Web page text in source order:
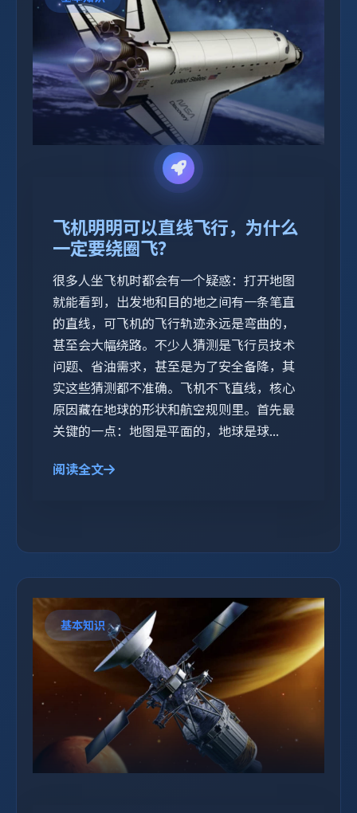
飞机明明可以直线飞行，为什么
一定要绕圈飞？
很多人坐飞机时都会有一个疑惑：打开地图
就能看到，出发地和目的地之间有一条笔直
的直线，可飞机的飞行轨迹永远是弯曲的，
甚至会大幅绕路。不少人猜测是飞行员技术
问题、省油需求，甚至是为了安全备降，其
实这些猜测都不准确。飞机不飞直线，核心
原因藏在地球的形状和航空规则里。首先最
关键的一点：地图是平面的，地球是球...
阅读全文
基本知识